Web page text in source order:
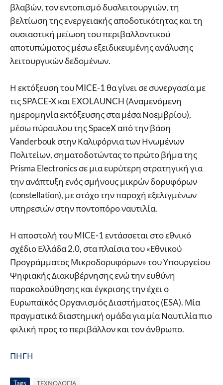
βλαβών, τον εντοπισμό δυσλειτουργιών, τη
βελτίωση της ενεργειακής αποδοτικότητας και τη
ουσιαστική μείωση του περιβαλλοντικού
αποτυπώματος μέσω εξειδικευμένης ανάλυσης
λειτουργικών δεδομένων.
Η εκτόξευση του MICE-1 θα γίνει σε συνεργασία με
τις SPACE-X και EXOLAUNCH (Αναμενόμενη
ημερομηνία εκτόξευσης στα μέσα Νοεμβρίου),
μέσω πύραυλου της SpaceX από την βάση
Vanderbouk στην Καλιφόρνια των Ηνωμένων
Πολιτείων, σηματοδοτώντας το πρώτο βήμα της
Prisma Electronics σε μια ευρύτερη στρατηγική για
την ανάπτυξη ενός σμήνους μικρών δορυφόρων
(constellation), με στόχο την παροχή εξελιγμένων
υπηρεσιών στην ποντοπόρο ναυτιλία.
Η αποστολή του MICE-1 εντάσσεται στο εθνικό
σχέδιο Ελλάδα 2.0, στα πλαίσια του «Εθνικού
Προγράμματος Μικροδορυφόρων» του Υπουργείου
Ψηφιακής Διακυβέρνησης ενώ την ευθύνη
παρακολούθησης και έγκρισης την έχει ο
Ευρωπαϊκός Οργανισμός Διαστήματος (ESA). Μία
πραγματικά διαστημική ομάδα για μία Ναυτιλία πιο
φιλική προς το περιβάλλον και τον άνθρωπο.
ΠΗΓΗ
Tags ΤΕΧΝΟΛΟΓΙΑ